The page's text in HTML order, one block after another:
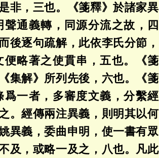
非，三也。《箋釋》於諸家異
通義轉，同源分流之故，四
後逐句疏解，此依李氏分節，
略著之使貫串，五也。《箋
集解》所列先後，六也。《箋
一者，多審度文義，分繫經
。經傳兩注異義，則明其以何
異義，委曲申明，使一書有眾
及，或略一及之，八也。凡此